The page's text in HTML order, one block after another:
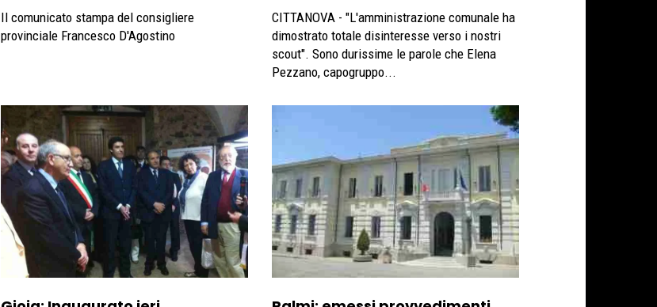
Il comunicato stampa del consigliere
provinciale Francesco D'Agostino
CITTANOVA - "L'amministrazione comunale ha
dimostrato totale disinteresse verso i nostri
scout". Sono durissime le parole che Elena
Pezzano, capogruppo...